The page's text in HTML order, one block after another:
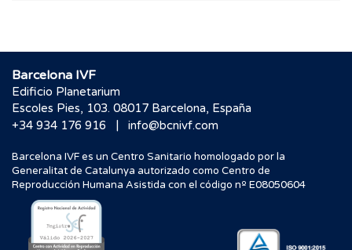
Barcelona IVF
Edificio Planetarium
Escoles Pies, 103. 08017 Barcelona, España
+34 934 176 916
| info@bcnivf.com
Barcelona IVF es un Centro Sanitario homologado por la
Generalitat de Catalunya autorizado como Centro de
Reproducción Humana Asistida con el código nº E08050604